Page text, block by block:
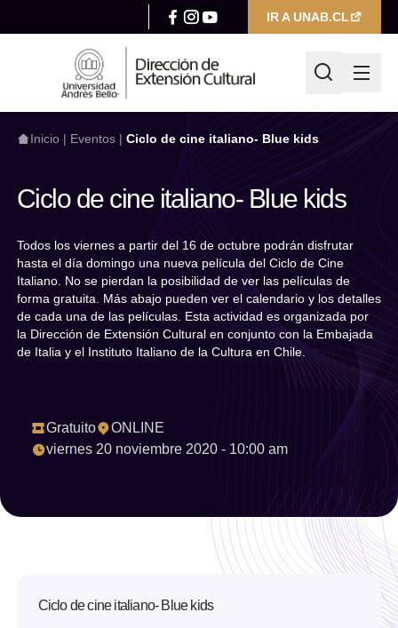
IR A UNAB.CL
Escribir búsqueda
Filtrar por
Categoría
Seleccionar año
Inicio | Eventos | Ciclo de cine italiano- Blue kids
Ciclo de cine italiano- Blue kids
Todos los viernes a partir del 16 de octubre podrán disfrutar
hasta el día domingo una nueva película del Ciclo de Cine
Italiano. No se pierdan la posibilidad de ver las películas de
forma gratuita. Más abajo pueden ver el calendario y los detalles
de cada una de las películas. Esta actividad es organizada por
la Dirección de Extensión Cultural en conjunto con la Embajada
de Italia y el Instituto Italiano de la Cultura en Chile.
Gratuito
ONLINE
viernes 20 noviembre 2020 - 10:00 am
Ciclo de cine italiano- Blue kids